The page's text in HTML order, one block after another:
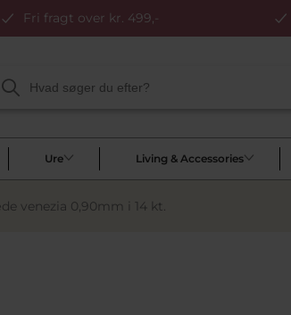
Fri fragt over kr. 499,-
Ure Living & Accessories
venezia 0,90mm i 14 kt.